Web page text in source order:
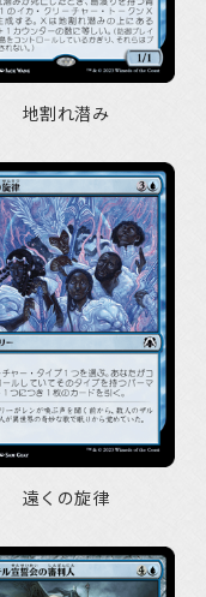
地割れ潜み
遠くの旋律